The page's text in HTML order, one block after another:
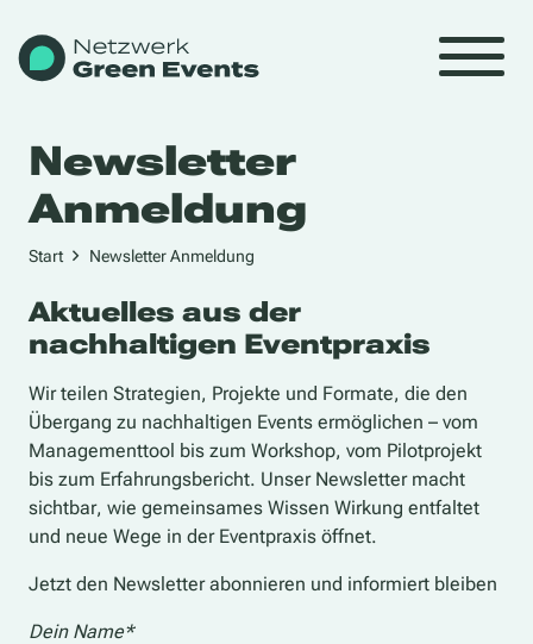
Newsletter
Anmeldung
Start Newsletter Anmeldung
Aktuelles aus der
nachhaltigen Eventpraxis
Wir teilen Strategien, Projekte und Formate, die den
Übergang zu nachhaltigen Events ermöglichen – vom
Managementtool bis zum Workshop, vom Pilotprojekt
bis zum Erfahrungsbericht. Unser Newsletter macht
sichtbar, wie gemeinsames Wissen Wirkung entfaltet
und neue Wege in der Eventpraxis öffnet.
Jetzt den Newsletter abonnieren und informiert bleiben
Dein Name*